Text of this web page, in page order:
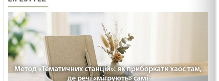
Метод «Тематичних станцій»: як приборкати хаос там,
де речі «мігрують» самі